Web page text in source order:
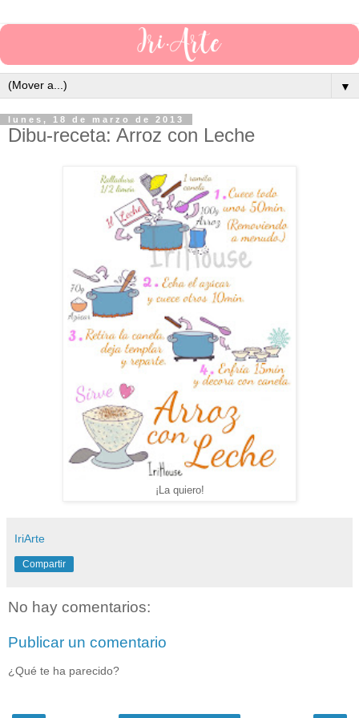
▼
lunes, 18 de marzo de 2013
Dibu-receta: Arroz con Leche
¡La quiero!
IriArte
Compartir
No hay comentarios:
Publicar un comentario
¿Qué te ha parecido?